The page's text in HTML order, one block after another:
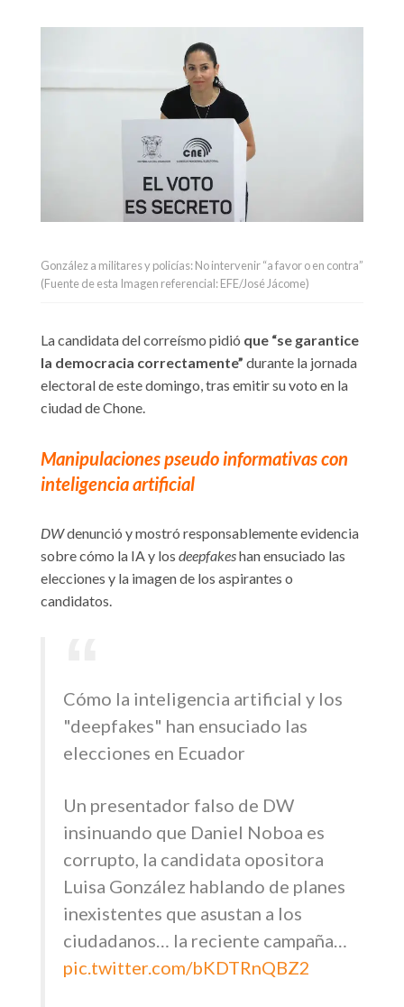
González a militares y policías: No intervenir “a favor o en contra”
(Fuente de esta Imagen referencial: EFE/José Jácome)
La candidata del correísmo pidió que “se garantice
la democracia correctamente” durante la jornada
electoral de este domingo, tras emitir su voto en la
ciudad de Chone.
Manipulaciones pseudo informativas con
inteligencia artificial
DWdenunció y mostró responsablemente evidencia
sobre cómo la IA y los deepfakeshan ensuciado las
elecciones y la imagen de los aspirantes o
candidatos.
Cómo la inteligencia artificial y los
"deepfakes" han ensuciado las
elecciones en Ecuador
Un presentador falso de DW
insinuando que Daniel Noboa es
corrupto, la candidata opositora
Luisa González hablando de planes
inexistentes que asustan a los
ciudadanos… la reciente campaña…
pic.twitter.com/bKDTRnQBZ2